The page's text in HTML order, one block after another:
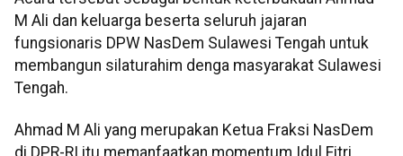
M Ali dan keluarga beserta seluruh jajaran
fungsionaris DPW NasDem Sulawesi Tengah untuk
membangun silaturahim denga masyarakat Sulawesi
Tengah.
Ahmad M Ali yang merupakan Ketua Fraksi NasDem